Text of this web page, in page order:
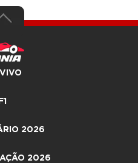
F1
2026
2026